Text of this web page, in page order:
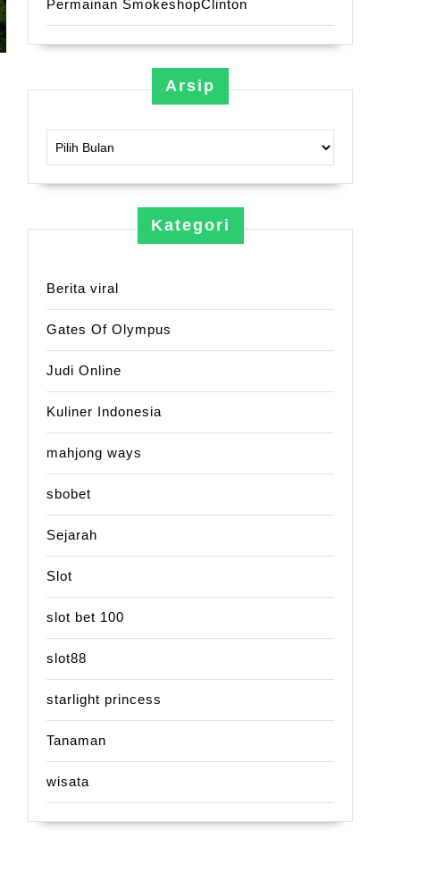
Permainan SmokeshopClinton
Arsip
Kategori
Berita viral
Gates Of Olympus
Judi Online
Kuliner Indonesia
mahjong ways
sbobet
Sejarah
Slot
slot bet 100
slot88
starlight princess
Tanaman
wisata